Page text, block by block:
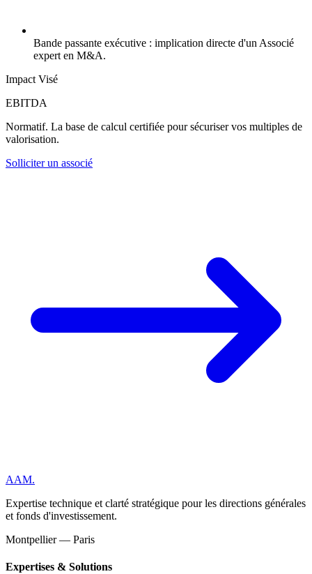
Bande passante exécutive : implication directe d'un Associé
expert en M&A.
Impact Visé
EBITDA
Normatif. La base de calcul certifiée pour sécuriser vos multiples de
valorisation.
Solliciter un associé
AAM.
Expertise technique et clarté stratégique pour les directions générales
et fonds d'investissement.
Montpellier — Paris
Expertises & Solutions